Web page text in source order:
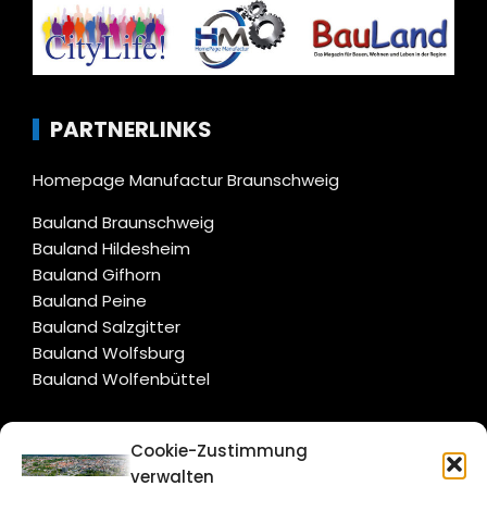
Cookie-Zustimmung
verwalten
PARTNERLINKS
Homepage Manufactur Braunschweig
Bauland Braunschweig
Bauland Hildesheim
Bauland Gifhorn
Bauland Peine
Bauland Salzgitter
Bauland Wolfsburg
Bauland Wolfenbüttel
CITYLIFE!